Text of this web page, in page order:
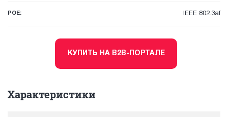
POE: IEEE 802.3af
КУПИТЬ НА B2B-ПОРТАЛЕ
Характеристики